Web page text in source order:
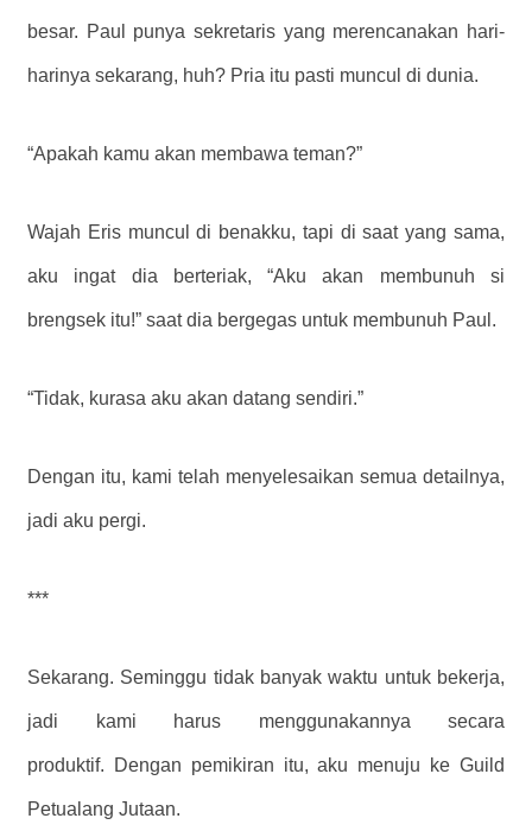
besar. Paul punya sekretaris yang merencanakan hari-
harinya sekarang, huh? Pria itu pasti muncul di dunia.
“Apakah kamu akan membawa teman?”
Wajah Eris muncul di benakku, tapi di saat yang sama,
aku ingat dia berteriak, “Aku akan membunuh si
brengsek itu!” saat dia bergegas untuk membunuh Paul.
“Tidak, kurasa aku akan datang sendiri.”
Dengan itu, kami telah menyelesaikan semua detailnya,
jadi aku pergi.
***
Sekarang. Seminggu tidak banyak waktu untuk bekerja,
jadi kami harus menggunakannya secara
produktif. Dengan pemikiran itu, aku menuju ke Guild
Petualang Jutaan.